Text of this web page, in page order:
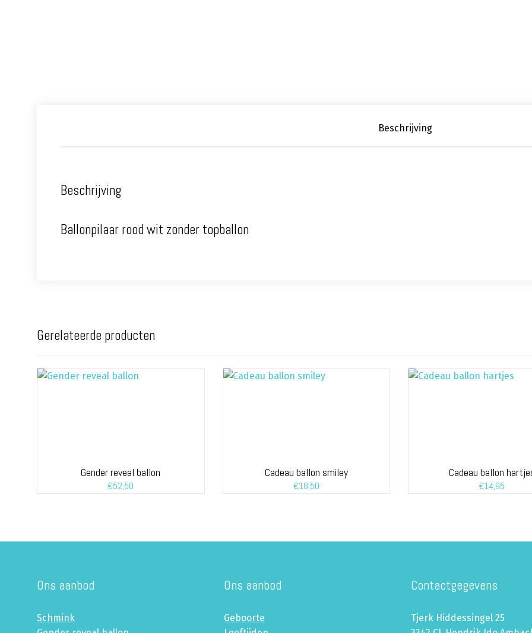
Beschrijving
Beschrijving
Ballonpilaar rood wit zonder topballon
Gerelateerde producten
Gender reveal ballon
€52,50
Cadeau ballon smiley
€18,50
Cadeau ballon
€14,95
Ons aanbod
Schmink
Ons aanbod
Geboorte
Contactgegevens
Tjerk Hiddessingel 25